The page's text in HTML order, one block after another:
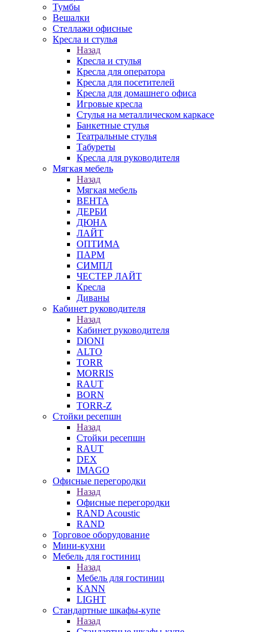
Тумбы
Вешалки
Стеллажи офисные
Кресла и стулья
Назад
Кресла и стулья
Кресла для оператора
Кресла для посетителей
Кресла для домашнего офиса
Игровые кресла
Стулья на металлическом каркасе
Банкетные стулья
Театральные стулья
Табуреты
Кресла для руководителя
Мягкая мебель
Назад
Мягкая мебель
ВЕНТА
ДЕРБИ
ДЮНА
ЛАЙТ
ОПТИМА
ПАРМ
СИМПЛ
ЧЕСТЕР ЛАЙТ
Кресла
Диваны
Кабинет руководителя
Назад
Кабинет руководителя
DIONI
ALTO
TORR
MORRIS
RAUT
BORN
TORR-Z
Стойки ресепшн
Назад
Стойки ресепшн
RAUT
DEX
IMAGO
Офисные перегородки
Назад
Офисные перегородки
RAND Acoustic
RAND
Торговое оборудование
Мини-кухни
Мебель для гостиниц
Назад
Мебель для гостиниц
KANN
LIGHT
Стандартные шкафы-купе
Назад